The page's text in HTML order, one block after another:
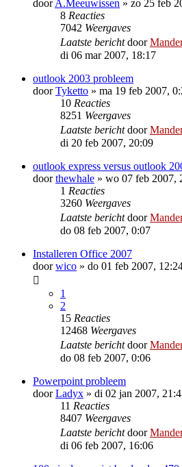
doorA.Meeuwissen » zo 25 feb
8 Reacties
7042 Weergaves
Laatste berichtdoor
di 06 mar 2007, 18:17
outlook 2003 probleem
doorTyketto » ma 19 feb 2007,
10 Reacties
8251 Weergaves
Laatste berichtdoor
di 20 feb 2007, 20:09
outlook express versus outlook
doorthewhale » wo 07 feb 2007,
1 Reacties
3260 Weergaves
Laatste berichtdoor
do 08 feb 2007, 0:07
Installeren Office 2007
doorwico » do 01 feb 2007,
1
2
15 Reacties
12468 Weergaves
Laatste berichtdoor
do 08 feb 2007, 0:06
Powerpoint probleem
doorLadyx » di 02 jan 2007,
11 Reacties
8407 Weergaves
Laatste berichtdoor
di 06 feb 2007, 16:06